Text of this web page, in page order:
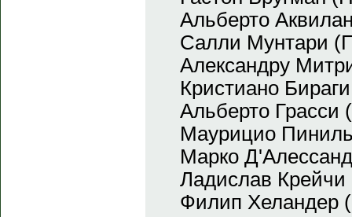
Альберто
Салли Мунтари
Александру
Кристиано
Альберто Грасси
Маурицио
Марко
Ладислав Крейчи
Филип Хеландер